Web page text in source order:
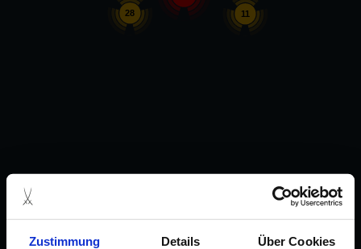
Zustimmung Details Über Cookies
11
28